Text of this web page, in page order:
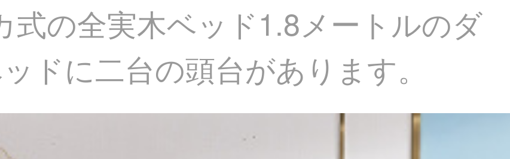
式の全実木ベッド1.8メートルのダ
ドに二台の頭台があります。